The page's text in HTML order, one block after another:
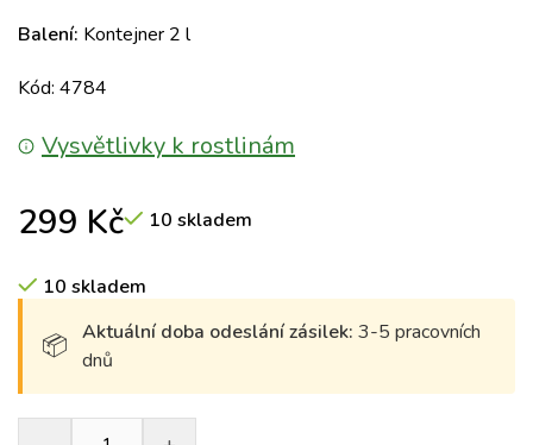
Balení: Kontejner 2 l
Kód: 4784
Vysvětlivky k rostlinám
299 Kč 10 skladem
10 skladem
Aktuální doba odeslání zásilek: 3-5 pracovních
dnů